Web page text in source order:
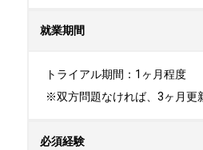
就業期間
トライアル期間：1ヶ月程度
※双方問題なければ、3ヶ月更
必須経験